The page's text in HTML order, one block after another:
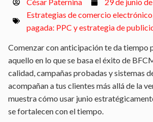
Estrategias de comercio electrónico
pagada: PPC y estrategia de
Comenzar con anticipación te da tiempo
aquello en lo que se basa el éxito de
calidad, campañas probadas y sistemas
acompañan a tus clientes más allá de la
muestra cómo usar junio
se fortalecen con el tiempo.